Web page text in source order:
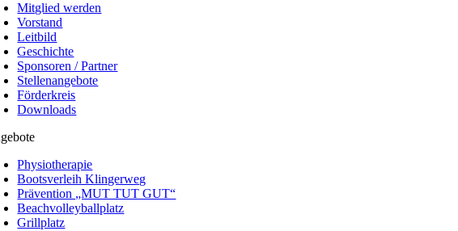
Mitglied werden
Vorstand
Leitbild
Geschichte
Sponsoren / Partner
Stellenangebote
Förderkreis
Downloads
Physiotherapie
Bootsverleih Klingerweg
Prävention „MUT TUT GUT“
Beachvolleyballplatz
Grillplatz